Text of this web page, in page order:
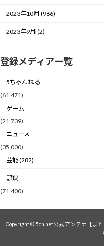
2023年10月 (966)
2023年9月 (2)
登録メディア一覧
5ちゃんねる
(61,471)
ゲーム
(21,739)
ニュース
(35,000)
芸能 (282)
野球
(71,400)
Copyright © 5ch.net公式アンテナ【ま